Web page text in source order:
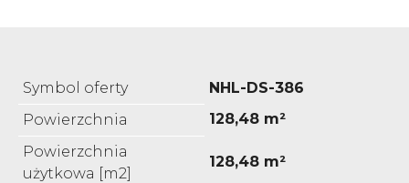
Symbol oferty
NHL-DS-386
Powierzchnia
128,48 m²
Powierzchnia
użytkowa [m2]
128,48 m²